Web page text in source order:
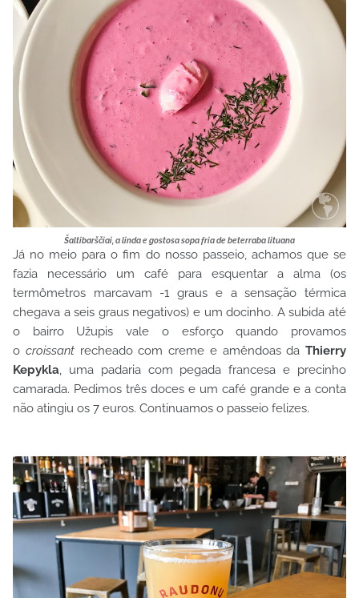
Šaltibarščiai, a linda e gostosa sopa fria de beterraba lituana
Já no meio para o fim do nosso passeio, achamos que se
fazia necessário um café para esquentar a alma (os
termômetros marcavam -1 graus e a sensação térmica
chegava a seis graus negativos) e um docinho. A subida até
o bairro Užupis vale o esforço quando provamos
o croissant recheado com creme e amêndoas da Thierry
Kepykla, uma padaria com pegada francesa e precinho
camarada. Pedimos três doces e um café grande e a conta
não atingiu os 7 euros. Continuamos o passeio felizes.